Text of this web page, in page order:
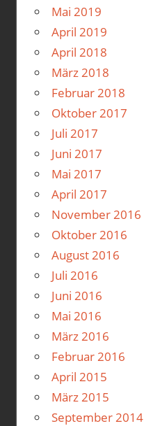
Mai 2019
April 2019
April 2018
März 2018
Februar 2018
Oktober 2017
Juli 2017
Juni 2017
Mai 2017
April 2017
November 2016
Oktober 2016
August 2016
Juli 2016
Juni 2016
Mai 2016
März 2016
Februar 2016
April 2015
März 2015
September 2014